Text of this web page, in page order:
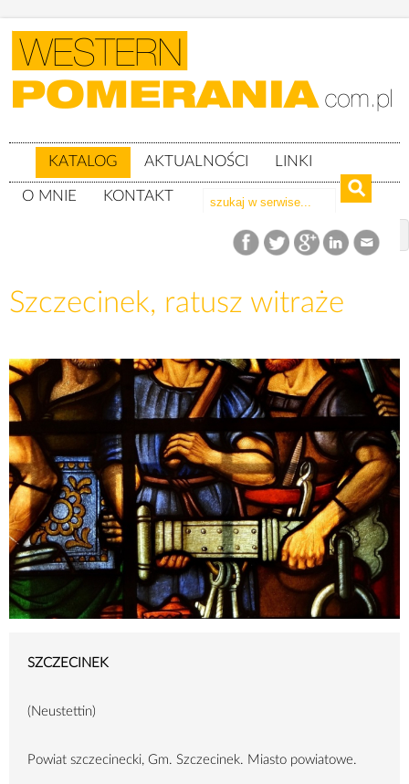
KATALOG AKTUALNOŚCI LINKI
O MNIE KONTAKT
woj. zachodniopomorskie
Szczecinek, ratusz witraże
SZCZECINEK
(Neustettin)
Powiat szczecinecki, Gm. Szczecinek. Miasto powiatowe.